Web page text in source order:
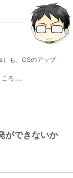
も、OSのアップ
ろ…。
ができないか